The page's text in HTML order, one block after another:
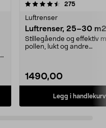
275
Luftrenser
Luftrenser, 25–30 m2
Stillegående og effektiv
pollen, lukt og andre
1490,00
Legg i handlekurv
5.0 av 5 stjerner